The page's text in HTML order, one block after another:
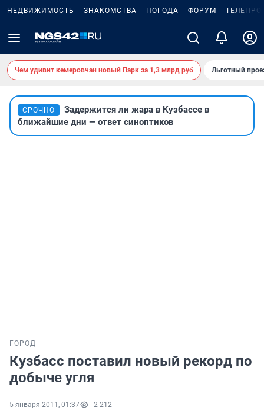
НЕДВИЖИМОСТЬ ЗНАКОМСТВА ПОГОДА ФОРУМ
Чем удивит кемеровчан новый Парк за 1,3 млрд руб Льготный
СРОЧНО
Задержится ли жара в Кузбассе в
ближайшие дни — ответ синоптиков
ГОРОД
Кузбасс поставил новый рекорд по
добыче угля
5 января 2011, 01:37 2 212